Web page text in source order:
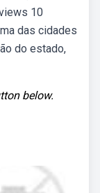
10
das cidades
do estado,
below.